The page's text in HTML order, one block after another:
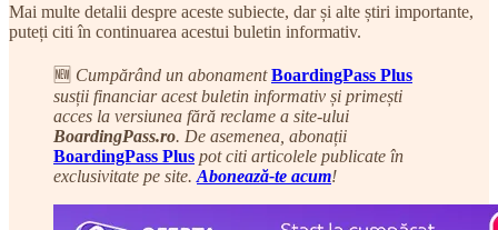
Mai multe detalii despre aceste subiecte, dar și alte știri importante,
puteți citi în continuarea acestui buletin informativ.
🆕 Cumpărând un abonamentBoardingPass Plus
susții financiar acest buletin informativ și primești
acces la versiunea fără reclame a site-ului
BoardingPass.ro. De asemenea, abonații
BoardingPass Plus pot citi articolele publicate în
exclusivitate pe site. Abonează-te acum!